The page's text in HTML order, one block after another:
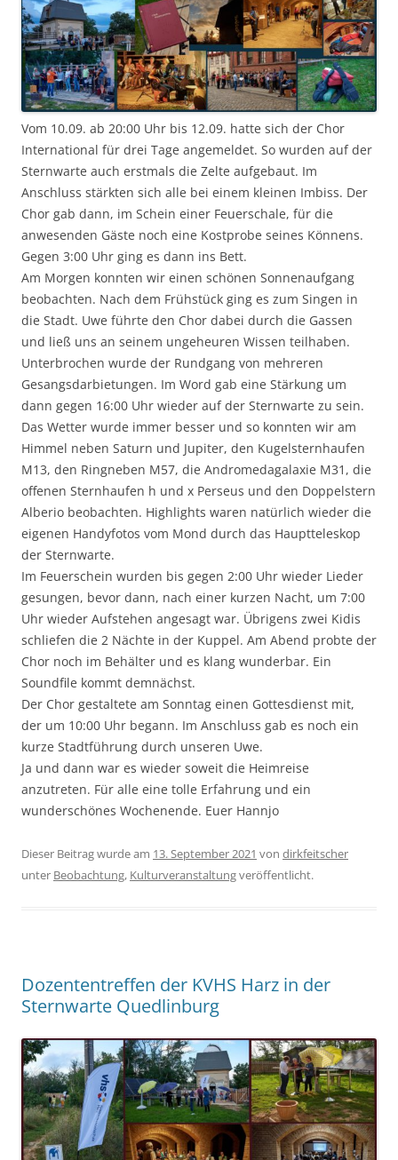
Vom 10.09. ab 20:00 Uhr bis 12.09. hatte sich der Chor
International für drei Tage angemeldet. So wurden auf der
Sternwarte auch erstmals die Zelte aufgebaut. Im
Anschluss stärkten sich alle bei einem kleinen Imbiss. Der
Chor gab dann, im Schein einer Feuerschale, für die
anwesenden Gäste noch eine Kostprobe seines Könnens.
Gegen 3:00 Uhr ging es dann ins Bett.
Am Morgen konnten wir einen schönen Sonnenaufgang
beobachten. Nach dem Frühstück ging es zum Singen in
die Stadt. Uwe führte den Chor dabei durch die Gassen
und ließ uns an seinem ungeheuren Wissen teilhaben.
Unterbrochen wurde der Rundgang von mehreren
Gesangsdarbietungen. Im Word gab eine Stärkung um
dann gegen 16:00 Uhr wieder auf der Sternwarte zu sein.
Das Wetter wurde immer besser und so konnten wir am
Himmel neben Saturn und Jupiter, den Kugelsternhaufen
M13, den Ringneben M57, die Andromedagalaxie M31, die
offenen Sternhaufen h und x Perseus und den Doppelstern
Alberio beobachten. Highlights waren natürlich wieder die
eigenen Handyfotos vom Mond durch das Hauptteleskop
der Sternwarte.
Im Feuerschein wurden bis gegen 2:00 Uhr wieder Lieder
gesungen, bevor dann, nach einer kurzen Nacht, um 7:00
Uhr wieder Aufstehen angesagt war. Übrigens zwei Kidis
schliefen die 2 Nächte in der Kuppel. Am Abend probte der
Chor noch im Behälter und es klang wunderbar. Ein
Soundfile kommt demnächst.
Der Chor gestaltete am Sonntag einen Gottesdienst mit,
der um 10:00 Uhr begann. Im Anschluss gab es noch ein
kurze Stadtführung durch unseren Uwe.
Ja und dann war es wieder soweit die Heimreise
anzutreten. Für alle eine tolle Erfahrung und ein
wunderschönes Wochenende. Euer Hannjo
Dieser Beitrag wurde am 13. September 2021 von dirkfeitscher
unter Beobachtung, Kulturveranstaltungveröffentlicht.
Dozententreffen der KVHS Harz in der
Sternwarte Quedlinburg